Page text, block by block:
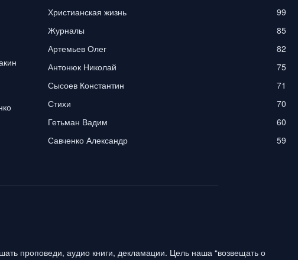
Христианская жизнь
99
Журналы
85
Артемьев Олег
82
Антонюк Николай
75
Сысоев Константин
71
Стихи
70
Гетьман Вадим
60
Савченко Александр
59
проповеди, аудио книги, декламации. Цель наша “возвещать о